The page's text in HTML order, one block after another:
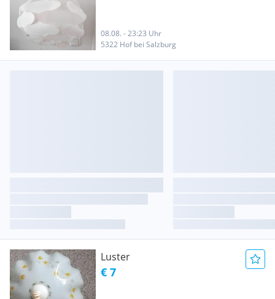
08.08. - 23:23 Uhr
5322 Hof bei Salzburg
Luster
€ 7